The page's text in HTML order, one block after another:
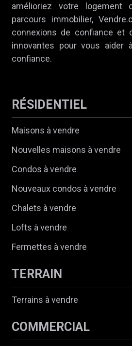
amélioriez votre logement
parcours immobilier,
connexions de confiance et
innovantes pour vous aider
confiance.
RÉSIDENTIEL
Maisons à vendre
Nouvelles maisons à vendre
Condos à vendre
Nouveaux condos à vendre
Chalets à vendre
Lofts à vendre
Fermettes à vendre
TERRAIN
Terrains à vendre
COMMERCIAL